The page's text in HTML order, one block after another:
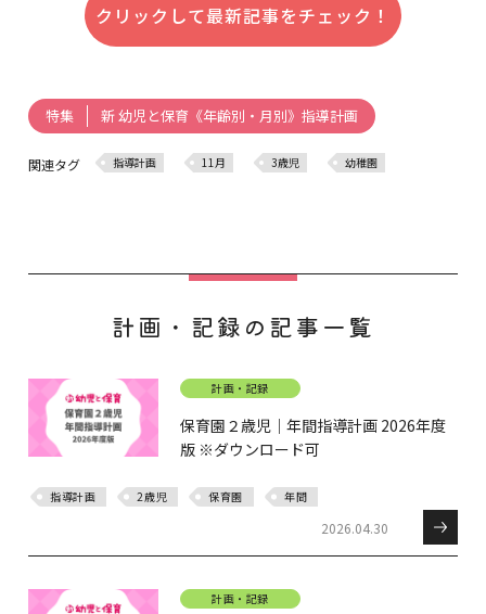
クリックして最新記事をチェック！
特集 新 幼児と保育《年齢別・月別》指導計画
関連タグ 指導計画 11月 3歳児 幼稚園
計画・記録の記事一覧
計画・記録
保育園２歳児｜年間指導計画 2026年度
版 ※ダウンロード可
指導計画 2歳児 保育園 年間
2026.04.30
計画・記録